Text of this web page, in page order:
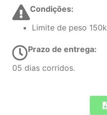
Condições:
Limite de peso
Prazo de entrega:
05 dias corridos.